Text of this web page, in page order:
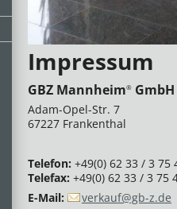
Impressum
GBZ Mannheim®
Adam-Opel-Str. 7
67227 Frankenthal
Telefon: +49(0) 62 33 / 3 75
Telefax: +49(0) 62 33 / 3 75
E-Mail:
verkauf@gb-z.de